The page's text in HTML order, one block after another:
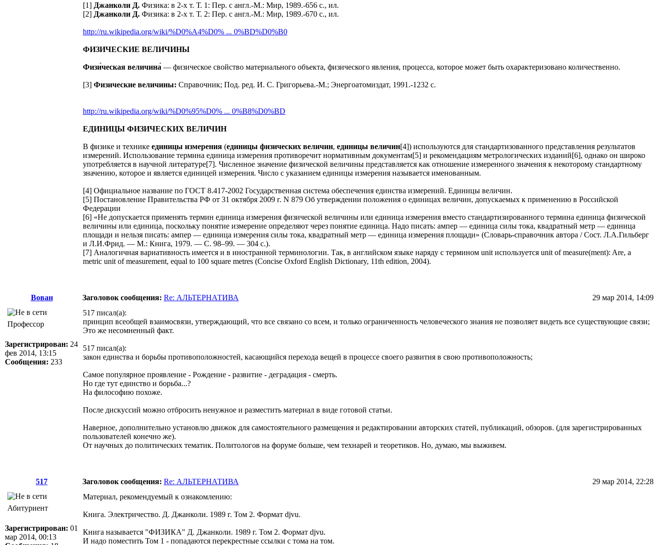
[1] Джанколи Д. Физика: в 2-х т. Т. 1: Пер. с англ.-М.: Мир, 1989.-656 с., ил.
[2] Джанколи Д. Физика: в 2-х т. Т. 2: Пер. с англ.-М.: Мир, 1989.-670 с., ил.
http://ru.wikipedia.org/wiki/%D0%A4%D0% ... 0%BD%D0%B0
ФИЗИЧЕСКИЕ ВЕЛИЧИНЫ
Физи́ческая величина́ — физическое свойство материального объекта, физического явления, процесса, которое может быть охарактеризовано количественно.
[3] Физические величины: Справочник; Под. ред. И. С. Григорьева.-М.; Энергоатомиздат, 1991.-1232 с.
http://ru.wikipedia.org/wiki/%D0%95%D0% ... 0%B8%D0%BD
ЕДИНИЦЫ ФИЗИЧЕСКИХ ВЕЛИЧИН
В физике и технике единицы измерения (единицы физических величин, единицы величин[4]) используются для стандартизованного представления результатов
измерений. Использование термина единица измерения противоречит нормативным документам[5] и рекомендациям метрологических изданий[6], однако он широко
употребляется в научной литературе[7]. Численное значение физической величины представляется как отношение измеренного значения к некоторому стандартному
значению, которое и является единицей измерения. Число с указанием единицы измерения называется именованным.
[4] Официальное название по ГОСТ 8.417-2002 Государственная система обеспечения единства измерений. Единицы величин.
[5] Постановление Правительства РФ от 31 октября 2009 г. N 879 Об утверждении положения о единицах величин, допускаемых к применению в Российской
Федерации
[6] «Не допускается применять термин единица измерения физической величины или единица измерения вместо стандартизированного термина единица физической
величины или единица, поскольку понятие измерение определяют через понятие единица. Надо писать: ампер — единица силы тока, квадратный метр — единица
площади и нельзя писать: ампер — единица измерения силы тока, квадратный метр — единица измерения площади» (Словарь-справочник автора / Сост. Л.А.Гильберг
и Л.И.Фрид. — М.: Книга, 1979. — С. 98–99. — 304 с.).
[7] Аналогичная вариативность имеется и в иностранной терминологии. Так, в английском языке наряду с термином unit используется unit of measure(ment): Are, a
metric unit of measurement, equal to 100 square metres (Concise Oxford English Dictionary, 11th edition, 2004).
Вован Заголовок сообщения: Re: АЛЬТЕРНАТИВА 29 мар 2014, 14:09
Профессор
Зарегистрирован: 24
фев 2014, 13:15
Сообщения: 233
517 писал(а):
принцип всеобщей взаимосвязи, утверждающий, что все связано со всем, и только ограниченность человеческого знания не позволяет видеть все существующие связи;
Это же несомненный факт.
517 писал(а):
закон единства и борьбы противоположностей, касающийся перехода вещей в процессе своего развития в свою противоположность;
Самое популярное проявление - Рождение - развитие - деградация - смерть.
Но где тут единство и борьба...?
На философию похоже.
После дискуссий можно отбросить ненужное и разместить материал в виде готовой статьи.
Наверное, дополнительно установлю движок для самостоятельного размещения и редактировании авторских статей, публикаций, обзоров. (для зарегистрированных
пользователей конечно же).
От научных до политических тематик. Политологов на форуме больше, чем технарей и теоретиков. Но, думаю, мы выживем.
517 Заголовок сообщения: Re: АЛЬТЕРНАТИВА 29 мар 2014, 22:28
Абитуриент
Зарегистрирован: 01
мар 2014, 00:13
Материал, рекомендуемый к ознакомлению:
Книга. Электричество. Д. Джанколи. 1989 г. Том 2. Формат djvu.
Книга называется "ФИЗИКА" Д. Джанколи. 1989 г. Том 2. Формат djvu.
И надо поместить Том 1 - попадаются перекрестные ссылки с тома на том.